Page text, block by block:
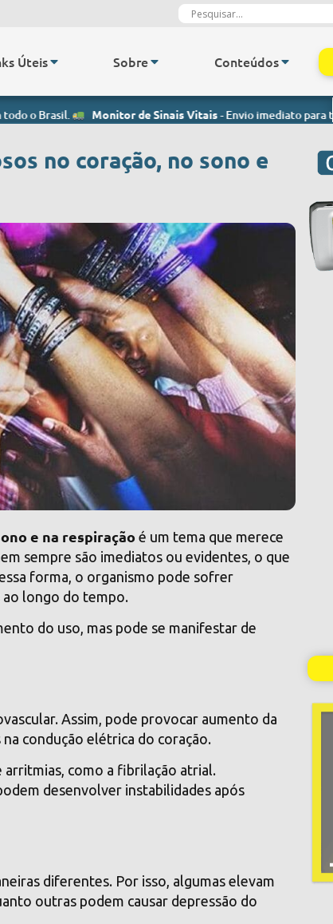
Úteis Sobre Conteúdos
Monitor de Sinais Vitais- Envio imediato para todo o Brasil.
no coração, no sono e
e na respiração é um tema que merece
sempre são imediatos ou evidentes, o que
forma, o organismo pode sofrer
ao longo do tempo.
do uso, mas pode se manifestar de
Assim, pode provocar aumento da
condução elétrica do coração.
como a fibrilação atrial.
desenvolver instabilidades após
diferentes. Por isso, algumas elevam
outras podem causar depressão do